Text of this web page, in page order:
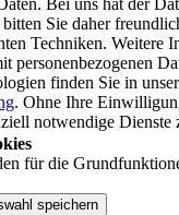
Bei uns hat der
Sie daher
Techniken. Weitere
personenbezogenen
finden Sie in
. Ohne Ihre
notwendige Dienste
für die
speichern